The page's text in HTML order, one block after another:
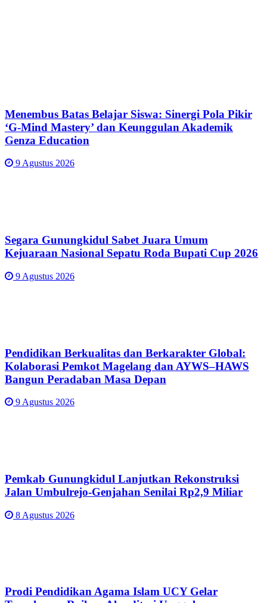
Menembus Batas Belajar Siswa: Sinergi Pola Pikir
‘G-Mind Mastery’ dan Keunggulan Akademik
Genza Education
9 Agustus 2026
Segara Gunungkidul Sabet Juara Umum
Kejuaraan Nasional Sepatu Roda Bupati Cup 2026
9 Agustus 2026
Pendidikan Berkualitas dan Berkarakter Global:
Kolaborasi Pemkot Magelang dan AYWS–HAWS
Bangun Peradaban Masa Depan
9 Agustus 2026
Pemkab Gunungkidul Lanjutkan Rekonstruksi
Jalan Umbulrejo-Genjahan Senilai Rp2,9 Miliar
8 Agustus 2026
Prodi Pendidikan Agama Islam UCY Gelar